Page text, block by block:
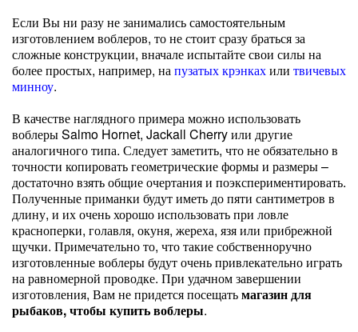
Если Вы ни разу не занимались самостоятельным
изготовлением воблеров, то не стоит сразу браться за
сложные конструкции, вначале испытайте свои силы на
более простых, например, напузатых крэнкахили твичевых
минноу.
В качестве наглядного примера можно использовать
воблеры Salmo Hornet, Jackall Cherry или другие
аналогичного типа. Следует заметить, что не обязательно в
точности копировать геометрические формы и размеры –
достаточно взять общие очертания и поэкспериментировать.
Полученные приманки будут иметь до пяти сантиметров в
длину, и их очень хорошо использовать при ловле
красноперки, голавля, окуня, жереха, язя или прибрежной
щучки. Примечательно то, что такие собственноручно
изготовленные воблеры будут очень привлекательно играть
на равномерной проводке. При удачном завершении
изготовления, Вам не придется посещатьмагазин для
рыбаков, чтобы купить воблеры.